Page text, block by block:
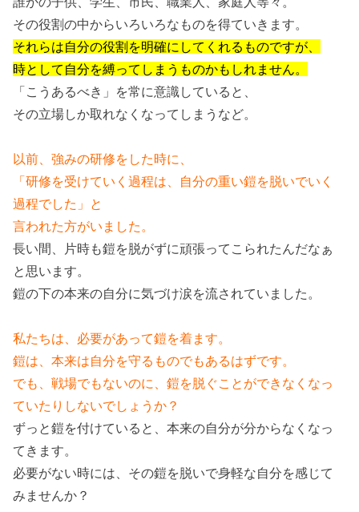
その役割の中からいろいろなものを得ていきます。
それらは自分の役割を明確にしてくれるものですが、
時として自分を縛ってしまうものかもしれません。
「こうあるべき」を常に意識していると、
その立場しか取れなくなってしまうなど。
以前、強みの研修をした時に、
「研修を受けていく過程は、自分の重い鎧を脱いでいく
過程でした」と
言われた方がいました。
長い間、片時も鎧を脱がずに頑張ってこられたんだなぁ
と思います。
鎧の下の本来の自分に気づけ涙を流されていました。
私たちは、必要があって鎧を着ます。
鎧は、本来は自分を守るものでもあるはずです。
でも、戦場でもないのに、鎧を脱ぐことができなくなっ
ていたりしないでしょうか？
ずっと鎧を付けていると、本来の自分が分からなくなっ
てきます。
必要がない時には、その鎧を脱いで身軽な自分を感じて
みませんか？